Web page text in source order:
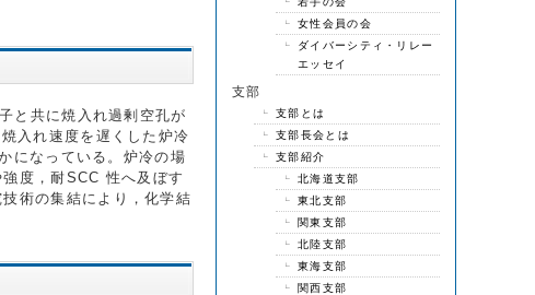
と共に焼入れ過剰空孔が
入れ速度を遅くした炉冷
になっている。炉冷の場
度，耐SCC 性へ及ぼす
術の集結により，化学結
女性会員の会
ダイバーシティ・リレー
エッセイ
支部
支部とは
支部長会とは
支部紹介
北海道支部
東北支部
関東支部
北陸支部
東海支部
関西支部